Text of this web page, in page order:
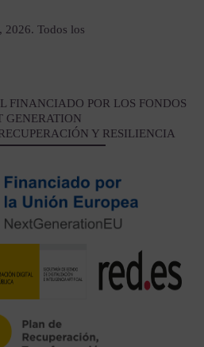
2026. Todos los
FINANCIADO POR LOS FONDOS
GENERATION
Y RESILIENCIA